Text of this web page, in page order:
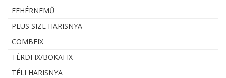
FEHÉRNEMŰ
PLUS SIZE HARISNYA
COMBFIX
TÉRDFIX/BOKAFIX
TÉLI HARISNYA